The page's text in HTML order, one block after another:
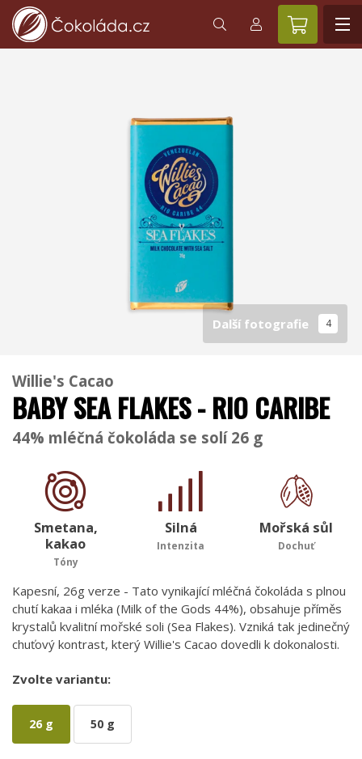
Další fotografie 4
Willie's Cacao
BABY SEA FLAKES - RIO CARIBE
44% mléčná čokoláda se solí 26 g
Smetana,
kakao
Tóny
Silná
Intenzita
Mořská sůl
Dochuť
Kapesní, 26g verze - Tato vynikající mléčná čokoláda s plnou
chutí kakaa i mléka (Milk of the Gods 44%), obsahuje příměs
krystalů kvalitní mořské soli (Sea Flakes). Vzniká tak jedinečný
chuťový kontrast, který Willie's Cacao dovedli k dokonalosti.
Zvolte variantu:
26 g 50 g